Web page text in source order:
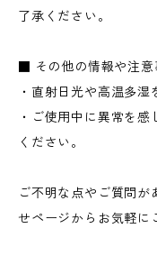
了承ください。
■ その他の情報や注意
・直射日光や高温多湿
・ご使用中に異常を
ください。
ご不明な点やご質問
せページからお気軽に